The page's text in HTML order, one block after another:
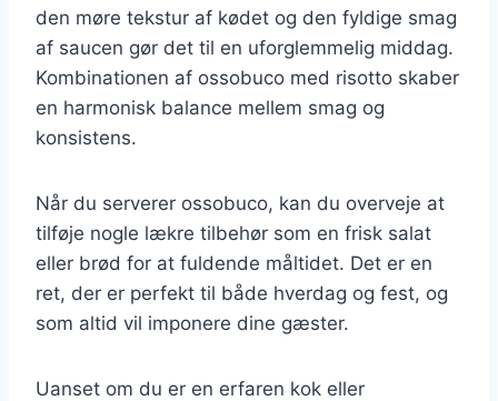
den møre tekstur af kødet og den fyldige smag
af saucen gør det til en uforglemmelig middag.
Kombinationen af ossobuco med risotto skaber
en harmonisk balance mellem smag og
konsistens.
Når du serverer ossobuco, kan du overveje at
tilføje nogle lækre tilbehør som en frisk salat
eller brød for at fuldende måltidet. Det er en
ret, der er perfekt til både hverdag og fest, og
som altid vil imponere dine gæster.
Uanset om du er en erfaren kok eller